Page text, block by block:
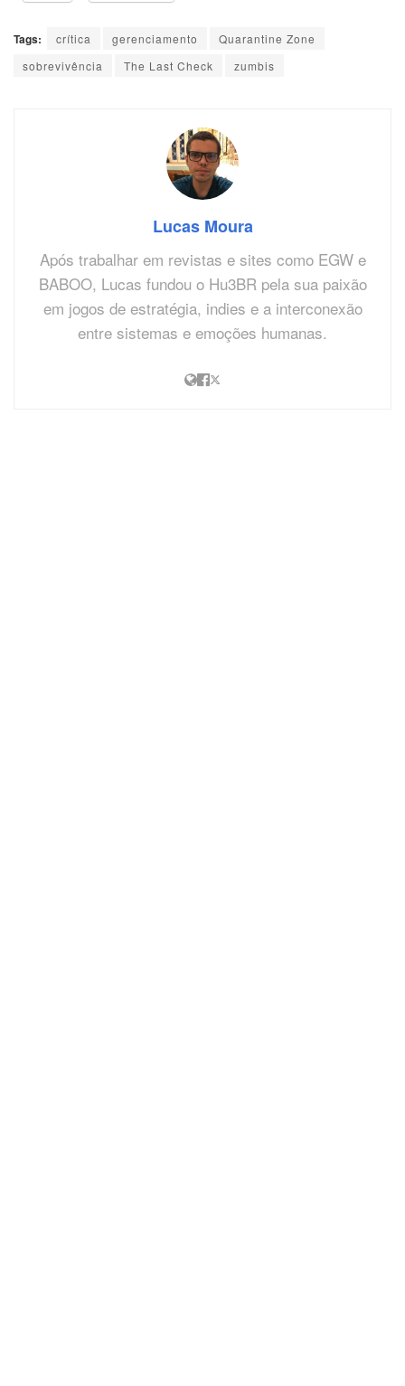
Tags: crítica gerenciamento
Quarantine Zone
sobrevivência
The Last Check zumbis
Lucas Moura
Após trabalhar em revistas e sites como EGW e
BABOO, Lucas fundou o Hu3BR pela sua paixão
em jogos de estratégia, indies e a interconexão
entre sistemas e emoções humanas.